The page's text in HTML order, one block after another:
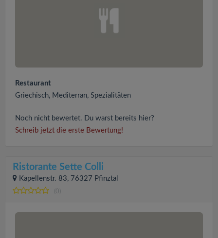
Restaurant
Griechisch, Mediterran, Spezialitäten
Noch nicht bewertet. Du warst bereits hier?
Schreib jetzt die erste Bewertung!
Ristorante Sette Colli
Kapellenstr. 83, 76327 Pfinztal
(0)